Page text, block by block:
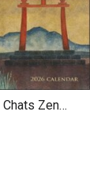
Zen